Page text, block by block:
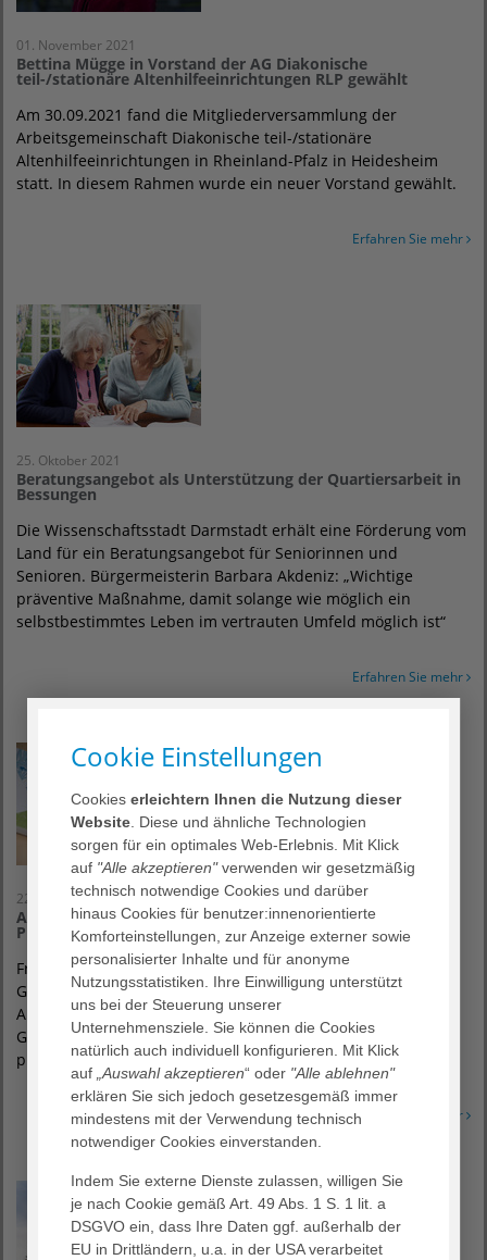
01. November 2021
Bettina Mügge in Vorstand der AG Diakonische
teil-/stationäre Altenhilfeeinrichtungen RLP gewählt
Am 30.09.2021 fand die Mitgliederversammlung der
Arbeitsgemeinschaft Diakonische teil-/stationäre
Altenhilfeeinrichtungen in Rheinland-Pfalz in Heidesheim
statt. In diesem Rahmen wurde ein neuer Vorstand gewählt.
Erfahren Sie mehr
25. Oktober 2021
Beratungsangebot als Unterstützung der Quartiersarbeit in
Bessungen
Die Wissenschaftsstadt Darmstadt erhält eine Förderung vom
Land für ein Beratungsangebot für Seniorinnen und
Senioren. Bürgermeisterin Barbara Akdeniz: „Wichtige
präventive Maßnahme, damit solange wie möglich ein
selbstbestimmtes Leben im vertrauten Umfeld möglich ist“
Erfahren Sie mehr
22. Juli 2021
AGAPLESION gAG: Hauptversammlung in Frankfurt
Präsentation des Geschäftsberichts „Im Wandel“
Frankfurt – „Im Wandel“ lautet der Titel des
Geschäftsberichts, den die AGAPLESION gemeinnützige
Aktiengesellschaft neben den Unternehmenszahlen für das
Geschäftsjahr 2020 auf ihrer heutigen Hauptversammlung
präsentiert.
Erfahren Sie mehr
Cookie Einstellungen
Cookieserleichtern Ihnen die Nutzung dieser
Website . Diese und ähnliche Technologien
sorgen für ein optimales Web-Erlebnis. Mit Klick
auf "Alle akzeptieren"verwenden wir gesetzmäßig
technisch notwendige Cookies und darüber
hinaus Cookies für benutzer:innenorientierte
Komforteinstellungen, zur Anzeige externer sowie
personalisierter Inhalte und für anonyme
Nutzungsstatistiken. Ihre Einwilligung unterstützt
uns bei der Steuerung unserer
Unternehmensziele. Sie können die Cookies
natürlich auch individuell konfigurieren. Mit Klick
auf „Auswahl akzeptieren“ oder "Alle ablehnen"
erklären Sie sich jedoch gesetzesgemäß immer
mindestens mit der Verwendung technisch
notwendiger Cookies einverstanden.
Indem Sie externe Dienste zulassen, willigen Sie
je nach Cookie gemäß Art. 49 Abs. 1 S. 1 lit. a
DSGVO ein, dass Ihre Daten ggf. außerhalb der
EU in Drittländern, u.a. in der USA verarbeitet